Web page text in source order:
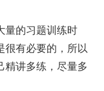
的习题训练时
很有必要的，所以
精讲多练，尽量多